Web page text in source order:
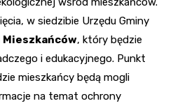
w siedzibie Urzędu Gminy
Mieszkańców, który będzie
i edukacyjnego. Punkt
mieszkańcy będą mogli
na temat ochrony